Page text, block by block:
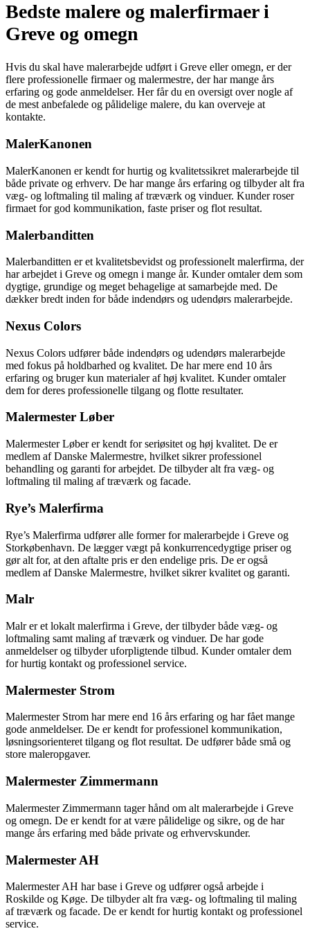
Bedste malere og malerfirmaer i
Greve og omegn
Hvis du skal have malerarbejde udført i Greve eller omegn, er der
flere professionelle firmaer og malermestre, der har mange års
erfaring og gode anmeldelser. Her får du en oversigt over nogle af
de mest anbefalede og pålidelige malere, du kan overveje at
kontakte.
MalerKanonen
MalerKanonen er kendt for hurtig og kvalitetssikret malerarbejde til
både private og erhverv. De har mange års erfaring og tilbyder alt fra
væg- og loftmaling til maling af træværk og vinduer. Kunder roser
firmaet for god kommunikation, faste priser og flot resultat.
Malerbanditten
Malerbanditten er et kvalitetsbevidst og professionelt malerfirma, der
har arbejdet i Greve og omegn i mange år. Kunder omtaler dem som
dygtige, grundige og meget behagelige at samarbejde med. De
dækker bredt inden for både indendørs og udendørs malerarbejde.
Nexus Colors
Nexus Colors udfører både indendørs og udendørs malerarbejde
med fokus på holdbarhed og kvalitet. De har mere end 10 års
erfaring og bruger kun materialer af høj kvalitet. Kunder omtaler
dem for deres professionelle tilgang og flotte resultater.
Malermester Løber
Malermester Løber er kendt for seriøsitet og høj kvalitet. De er
medlem af Danske Malermestre, hvilket sikrer professionel
behandling og garanti for arbejdet. De tilbyder alt fra væg- og
loftmaling til maling af træværk og facade.
Rye’s Malerfirma
Rye’s Malerfirma udfører alle former for malerarbejde i Greve og
Storkøbenhavn. De lægger vægt på konkurrencedygtige priser og
gør alt for, at den aftalte pris er den endelige pris. De er også
medlem af Danske Malermestre, hvilket sikrer kvalitet og garanti.
Malr
Malr er et lokalt malerfirma i Greve, der tilbyder både væg- og
loftmaling samt maling af træværk og vinduer. De har gode
anmeldelser og tilbyder uforpligtende tilbud. Kunder omtaler dem
for hurtig kontakt og professionel service.
Malermester Strom
Malermester Strom har mere end 16 års erfaring og har fået mange
gode anmeldelser. De er kendt for professionel kommunikation,
løsningsorienteret tilgang og flot resultat. De udfører både små og
store maleropgaver.
Malermester Zimmermann
Malermester Zimmermann tager hånd om alt malerarbejde i Greve
og omegn. De er kendt for at være pålidelige og sikre, og de har
mange års erfaring med både private og erhvervskunder.
Malermester AH
Malermester AH har base i Greve og udfører også arbejde i
Roskilde og Køge. De tilbyder alt fra væg- og loftmaling til maling
af træværk og facade. De er kendt for hurtig kontakt og professionel
service.